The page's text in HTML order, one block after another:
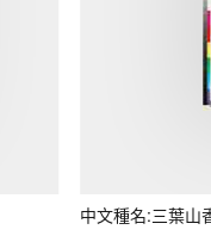
中文種名:三葉山